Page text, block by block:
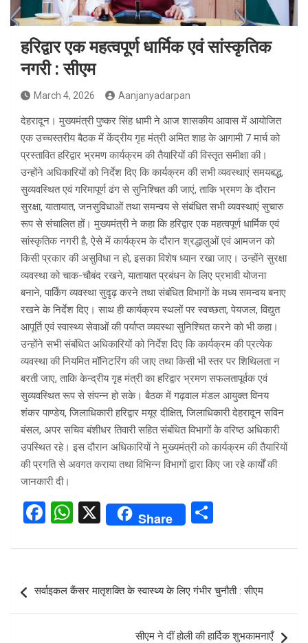
हरिद्वार एक महत्वपूर्ण धार्मिक एवं सांस्कृतिक
नगरी : सीएम
March 4, 2026 Aanjanyadarpan
देहरादून। मुख्यमंत्री पुष्कर सिंह धामी ने आज शासकीय आवास में आयोजित
एक उच्चस्तरीय बैठक में केंद्रीय गृह मंत्री अमित शाह के आगामी 7 मार्च को
प्रस्तावित हरिद्वार भ्रमण कार्यक्रम की तैयारियों की विस्तृत समीक्षा की।
उन्होंने अधिकारियों को निर्देश दिए कि कार्यक्रम की सभी व्यवस्थाएं समयबद्ध,
सुव्यवस्थित एवं गरिमापूर्ण ढंग से सुनिश्चित की जाएं, ताकि भ्रमण के दौरान
सुरक्षा, यातायात, जनसुविधाओं तथा समन्वय से संबंधित सभी व्यवस्थाएं सुचारु
रूप से संचालित हों। मुख्यमंत्री ने कहा कि हरिद्वार एक महत्वपूर्ण धार्मिक एवं
सांस्कृतिक नगरी है, ऐसे में कार्यक्रम के दौरान श्रद्धालुओं एवं आमजन को
किसी प्रकार की असुविधा न हो, इसका विशेष ध्यान रखा जाए। उन्होंने सुरक्षा
व्यवस्था को चाक-चौबंद रखने, यातायात प्रबंधन के लिए प्रभावी योजना
बनाने, पार्किंग व्यवस्था सुदृढ़ करने तथा संबंधित विभागों के मध्य समन्वय बनाए
रखने के निर्देश दिए। साथ ही कार्यक्रम स्थलों पर स्वच्छता, पेयजल, विद्युत
आपूर्ति एवं स्वास्थ्य सेवाओं की पर्याप्त व्यवस्था सुनिश्चित करने को भी कहा।
उन्होंने सभी संबंधित अधिकारियों को निर्देश दिए कि कार्यक्रम की प्रत्येक
व्यवस्था की नियमित मॉनिटरिंग की जाए तथा किसी भी स्तर पर शिथिलता न
बरती जाए, ताकि केन्द्रीय गृह मंत्री का हरिद्वार भ्रमण सफलतापूर्वक एवं
सुव्यवस्थित रूप से संपन्न हो सके। बैठक में गढ़वाल मंडल आयुक्त विनय
शंकर पाण्डेय, जिलाधिकारी हरिद्वार मयूर दीक्षित, जिलाधिकारी देहरादून सविन
बंसल, अपर सचिव बंशीधर तिवारी सहित संबंधित विभागों के वरिष्ठ अधिकारी
उपस्थित रहे। इस दौरान अधिकारियों ने मुख्यमंत्री को कार्यक्रम की तैयारियों
की प्रगति से अवगत कराया तथा विभिन्न विभागों द्वारा किए जा रहे कार्यों की
जानकारी दी।
F
ce
b
o
o
W
at
s
A
p
X Share
ar
navigation
सर्वाइकल कैंसर मातृशक्ति के स्वास्थ्य के लिए गंभीर चुनौती : सीएम
सीएम ने दीं होली की हार्दिक शुभकामनाएँ